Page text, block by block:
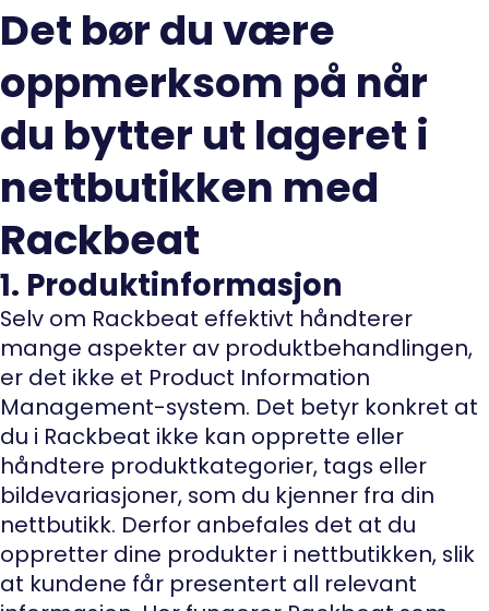
Det bør du være
oppmerksom på når
du bytter ut lageret i
nettbutikken med
Rackbeat
1. Produktinformasjon
Selv om Rackbeat effektivt håndterer
mange aspekter av produktbehandlingen,
er det ikke et Product Information
Management-system. Det betyr konkret at
du i Rackbeat ikke kan opprette eller
håndtere produktkategorier, tags eller
bildevariasjoner, som du kjenner fra din
nettbutikk. Derfor anbefales det at du
oppretter dine produkter i nettbutikken, slik
at kundene får presentert all relevant